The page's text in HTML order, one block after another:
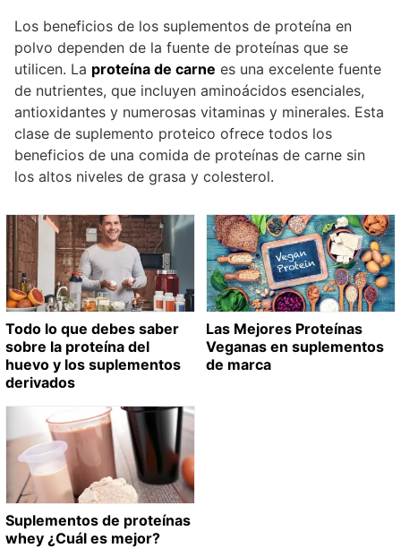
Los beneficios de los suplementos de proteína en
polvo dependen de la fuente de proteínas que se
utilicen. La proteína de carne es una excelente fuente
de nutrientes, que incluyen aminoácidos esenciales,
antioxidantes y numerosas vitaminas y minerales. Esta
clase de suplemento proteico ofrece todos los
beneficios de una comida de proteínas de carne sin
los altos niveles de grasa y colesterol.
Todo lo que debes saber
sobre la proteína del
huevo y los suplementos
derivados
Las Mejores Proteínas
Veganas en suplementos
de marca
Suplementos de proteínas
whey ¿Cuál es mejor?